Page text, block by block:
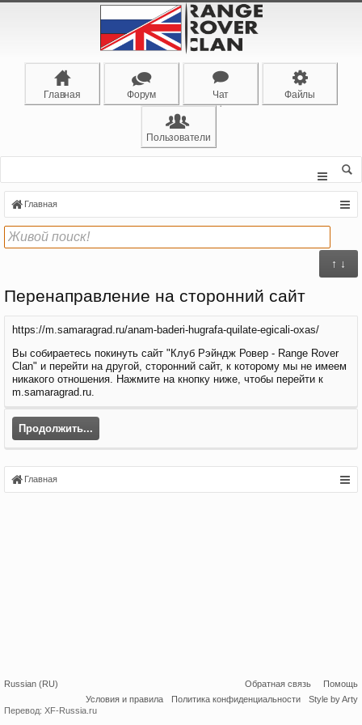
Главная Форум Чат Файлы
Пользователи
Главная
↑ ↓
Перенаправление на сторонний сайт
https://m.samaragrad.ru/anam-baderi-hugrafa-quilate-egicali-oxas/
Вы собираетесь покинуть сайт "Клуб Рэйндж Ровер - Range Rover
Clan" и перейти на другой, сторонний сайт, к которому мы не имеем
никакого отношения. Нажмите на кнопку ниже, чтобы перейти к
m.samaragrad.ru.
Продолжить...
Главная
Russian (RU) Обратная связь
Помощь
Условия и правила
Политика конфиденциальности
Style by Arty
Перевод: XF-Russia.ru